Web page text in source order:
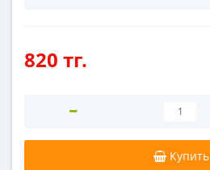
820 тг.
Купить